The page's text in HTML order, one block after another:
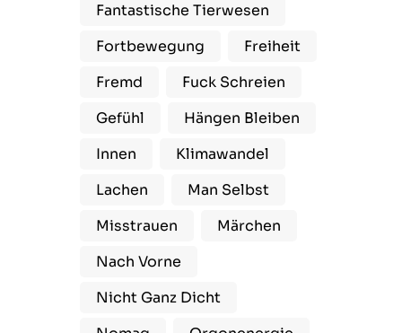
Fantastische Tierwesen
Fortbewegung
Freiheit
Fremd
Fuck Schreien
Gefühl
Hängen Bleiben
Innen
Klimawandel
Lachen
Man Selbst
Misstrauen
Märchen
Nach Vorne
Nicht Ganz Dicht